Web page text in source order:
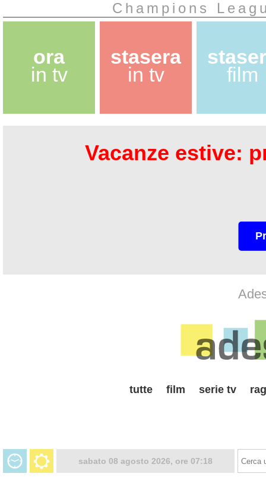
Champions
ora
in tv
stasera
in tv
film
Vacanze estive:
tutte film serie tv
sabato 08 agosto 2026, ore 07:18